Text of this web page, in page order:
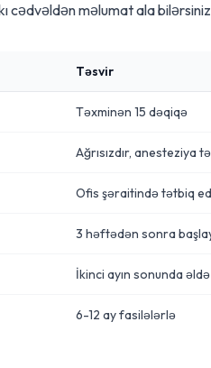
cədvəldən məlumat ala
Təsvir
Təxminən 15 dəqiqə
Ağrısızdır, anesteziya
Ofis şəraitində tətbiq
3 həftədən sonra
İkinci ayın sonunda
6-12 ay fasilələrlə